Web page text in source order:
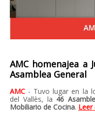
AMC homenajea a
Asamblea General
AMC - Tuvo lugar en la
del Vallès, la 46
Mobiliario de Cocina. Leer